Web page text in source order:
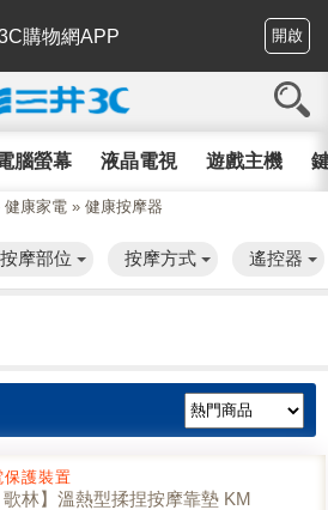
購物網APP 開啟
腦螢幕 液晶電視 遊戲主機
健康家電 » 健康按摩器
按摩部位 按摩方式 遙控器
保護裝置
歌林】溫熱型揉捏按摩靠墊 KM